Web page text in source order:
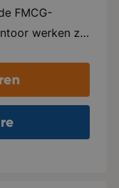
FMCG-
werken zij
op de